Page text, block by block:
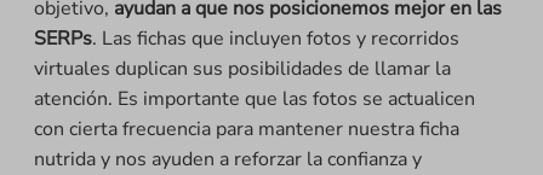
objetivo, ayudan a que nos posicionemos mejor en las
SERPs. Las fichas que incluyen fotos y recorridos
virtuales duplican sus posibilidades de llamar la
atención. Es importante que las fotos se actualicen
con cierta frecuencia para mantener nuestra ficha
nutrida y nos ayuden a reforzar la confianza y